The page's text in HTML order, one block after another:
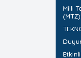
Milli
(MTZ)